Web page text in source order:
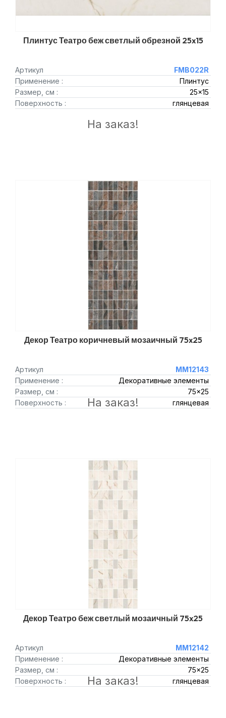
Плинтус Театро беж светлый обрезной 25x15
Артикул
FMB022R
Применение :
Плинтус
Размер, см :
25x15
Поверхность :
глянцевая
На заказ!
Декор Театро коричневый мозаичный 75x25
Артикул
MM12143
Применение :
Декоративные элементы
Размер, см :
75x25
Поверхность :
глянцевая
На заказ!
Декор Театро беж светлый мозаичный 75x25
Артикул
MM12142
Применение :
Декоративные элементы
Размер, см :
75x25
Поверхность :
глянцевая
На заказ!